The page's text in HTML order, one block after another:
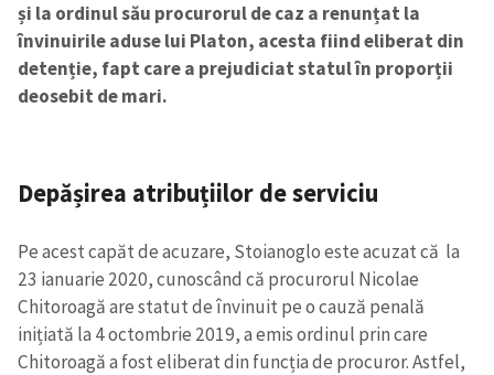
și la ordinul său procurorul de caz a renunțat la
învinuirile aduse lui Platon, acesta fiind eliberat din
detenție, fapt care a prejudiciat statul în proporții
deosebit de mari.
Depășirea atribuțiilor de serviciu
Pe acest capăt de acuzare, Stoianoglo este acuzat că la
23 ianuarie 2020, cunoscând că procurorul Nicolae
Chitoroagă are statut de învinuit pe o cauză penală
inițiată la 4 octombrie 2019, a emis ordinul prin care
Chitoroagă a fost eliberat din funcția de procuror. Astfel,